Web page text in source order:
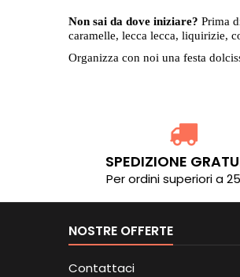
Non sai da dove iniziare? Prima
caramelle, lecca lecca, liquirizie,
Organizza con noi una festa
SPEDIZIONE
Per ordini superiori a
NOSTRE OFFERTE
Contattaci